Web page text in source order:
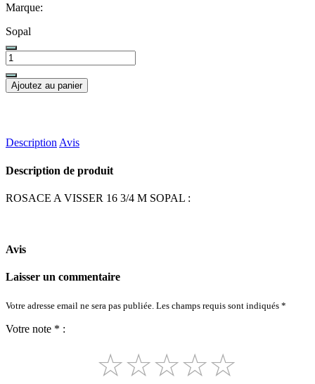
Marque:
Sopal
Ajoutez au panier
Description Avis
Description de produit
ROSACE A VISSER 16 3/4 M SOPAL :
Avis
Laisser un commentaire
Votre adresse email ne sera pas publiée. Les champs requis sont indiqués *
Votre note * :
☆
☆
☆
☆
☆